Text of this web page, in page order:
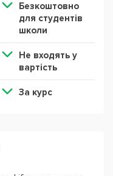
Безкоштовно
для студентів
школи
Не входять у
вартість
За курс